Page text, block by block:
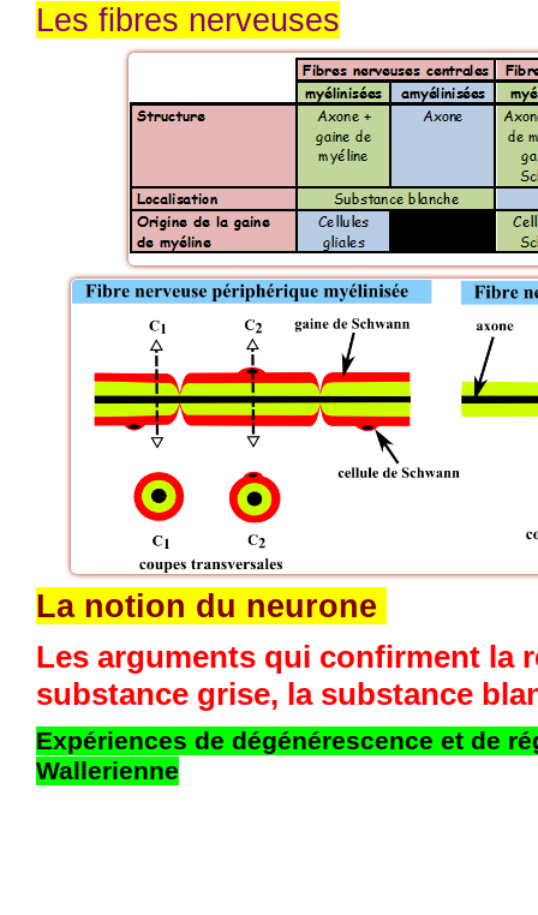
Les fibres nerveuses
La notion du neurone
Les arguments qui confirment la
substance grise, la substance
Expériences de dégénérescence et de
Wallerienne